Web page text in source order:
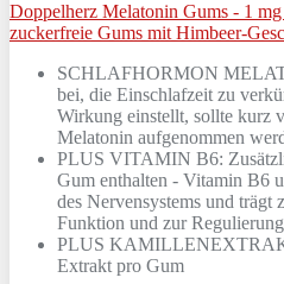
Doppelherz Melatonin Gums - 1
zuckerfreie Gums mit Himbeer-
SCHLAFHORMON
bei, die Einschlafzeit zu
Wirkung einstellt, sollte kurz
Melatonin aufgenommen
PLUS VITAMIN B6:
Gum enthalten - Vitamin B6
des Nervensystems und trägt
Funktion und zur
PLUS
Extrakt pro Gum